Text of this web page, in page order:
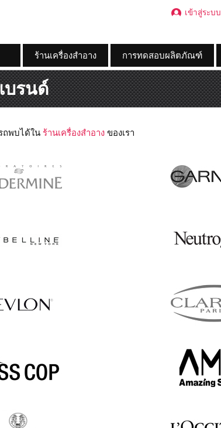
ร้านเครื่องสำอาง การทดสอบผลิตภัณฑ์
เข้าสู่ระบบ
บรนด์
ถพบได้ใน ร้านเครื่องสำอางของเรา